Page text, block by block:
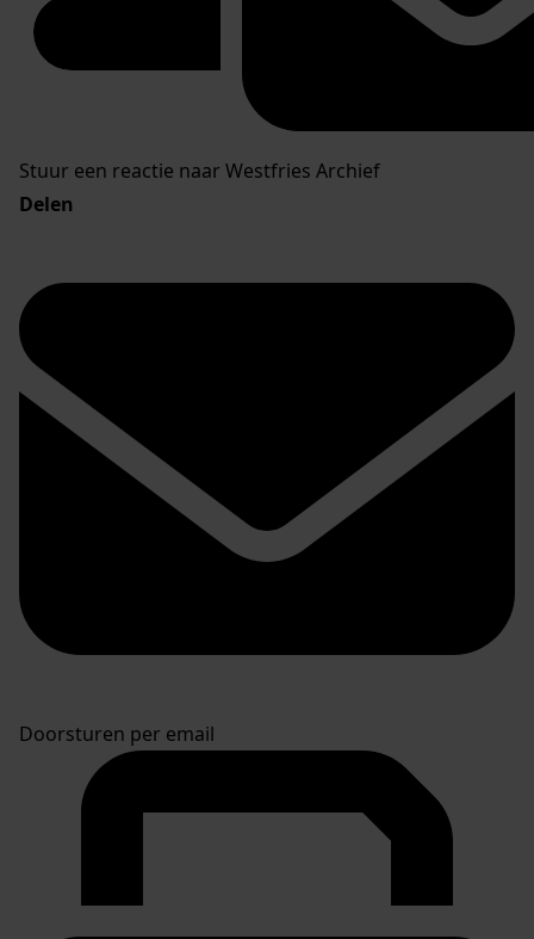
Stuur een reactie naar Westfries Archief
Delen
Doorsturen per email